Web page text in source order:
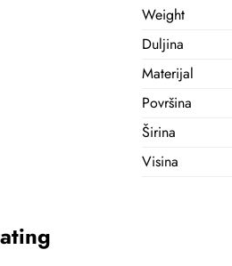
Weight
Duljina
Materijal
Površina
Širina
Visina